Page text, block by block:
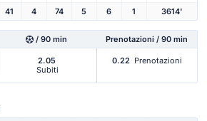
41 4 74 5 6 1 3614'
/ 90 min Prenotazioni / 90 min
2.05
Subiti
0.22 Prenotazioni